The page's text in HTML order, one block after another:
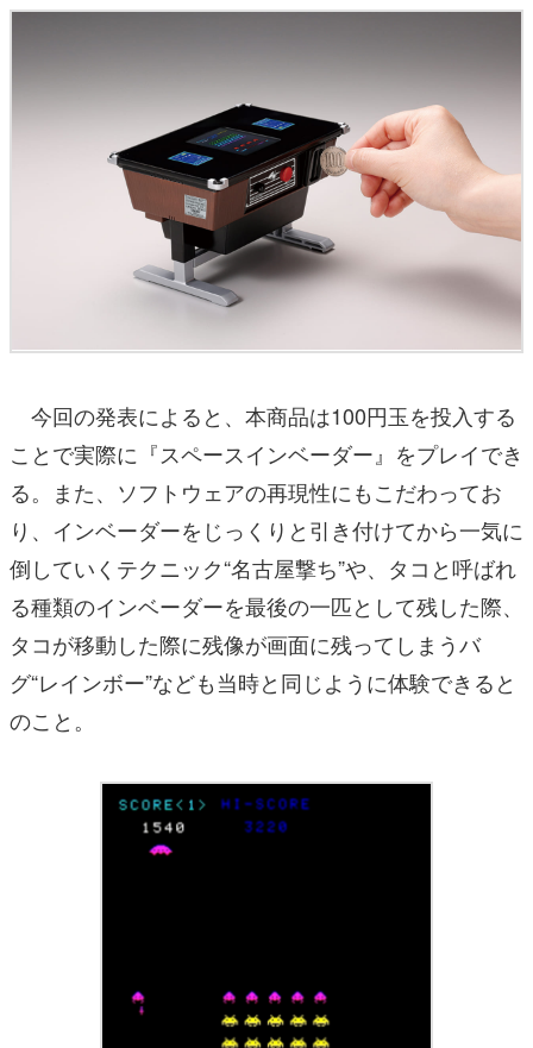
今回の発表によると、本商品は100円玉を投入する
ことで実際に『スペースインベーダー』をプレイでき
る。また、ソフトウェアの再現性にもこだわってお
り、インベーダーをじっくりと引き付けてから一気に
倒していくテクニック“名古屋撃ち”や、タコと呼ばれ
る種類のインベーダーを最後の一匹として残した際、
タコが移動した際に残像が画面に残ってしまうバ
グ“レインボー”なども当時と同じように体験できると
のこと。